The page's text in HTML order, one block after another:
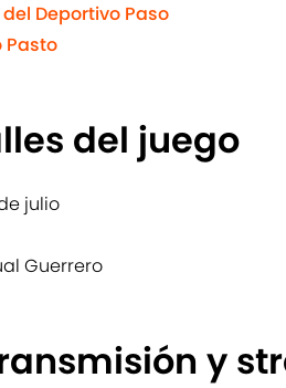
Deportivo Paso
Pasto
del juego
julio
Guerrero
y